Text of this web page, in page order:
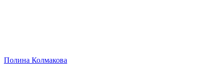
Полина Колмакова